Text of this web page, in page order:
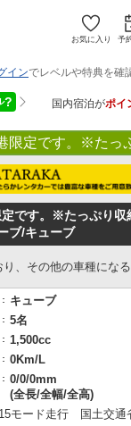
お気に入り 予
限定です。※た
定です。※たっぷり
ブ/キューブ
、その他の車種になる
キューブ
5名
1,500cc
0Km/L
0/0/0mm
(全長/全幅/全高)
15モード走行 国土交通